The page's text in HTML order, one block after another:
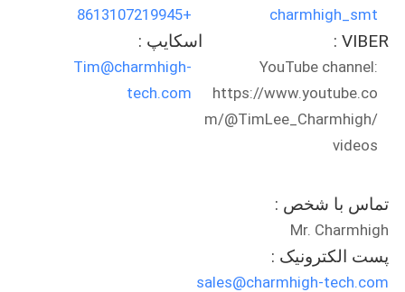
+8613107219945 charmhigh_smt
اسکایپ :
Tim@charmhigh-
tech.com
VIBER :
YouTube channel:
https://www.youtube.co
m/@TimLee_Charmhigh/
videos
تماس با شخص :
Mr. Charmhigh
پست الکترونیک :
sales@charmhigh-tech.com